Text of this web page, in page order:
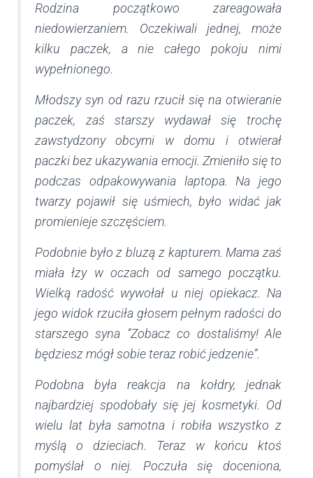
Rodzina początkowo zareagowała
niedowierzaniem. Oczekiwali jednej, może
kilku paczek, a nie całego pokoju nimi
wypełnionego.
Młodszy syn od razu rzucił się na otwieranie
paczek, zaś starszy wydawał się trochę
zawstydzony obcymi w domu i otwierał
paczki bez ukazywania emocji. Zmieniło się to
podczas odpakowywania laptopa. Na jego
twarzy pojawił się uśmiech, było widać jak
promienieje szczęściem.
Podobnie było z bluzą z kapturem. Mama zaś
miała łzy w oczach od samego początku.
Wielką radość wywołał u niej opiekacz. Na
jego widok rzuciła głosem pełnym radości do
starszego syna “Zobacz co dostaliśmy! Ale
będziesz mógł sobie teraz robić jedzenie”.
Podobna była reakcja na kołdry, jednak
najbardziej spodobały się jej kosmetyki. Od
wielu lat była samotna i robiła wszystko z
myślą o dzieciach. Teraz w końcu ktoś
pomyślał o niej. Poczuła się doceniona,